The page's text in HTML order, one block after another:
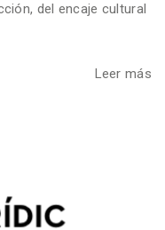
del encaje cultural
Leer más